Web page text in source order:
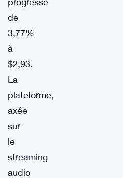
progressé
de
3,77%
à
$2,93.
La
plateforme,
axée
sur
le
streaming
audio